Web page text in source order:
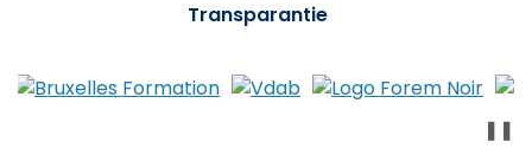
Transparantie
❚❚